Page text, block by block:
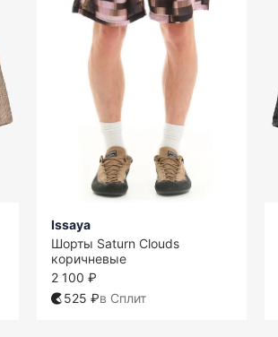
Issaya
Шорты Saturn Clouds
коричневые
2 100 ₽
525 ₽в Сплит